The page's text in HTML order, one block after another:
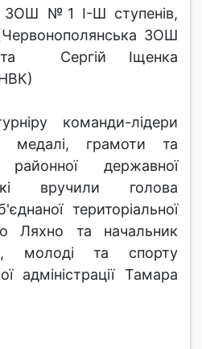
ЗОШ №1 І-Ш ступенів,
ЗОШ
Сергій Іщенка
команди-лідери
медалі, грамоти та
державної
які вручили голова
територіальної
Ляхно та начальник
молоді та спорту
адміністрації Тамара